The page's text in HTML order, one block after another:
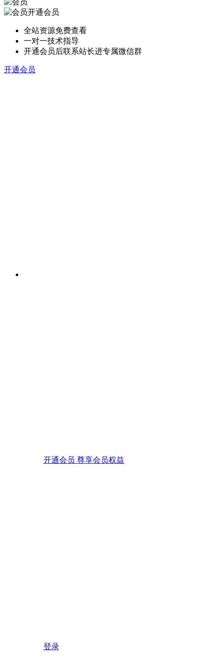
开通会员
全站资源免费查看
一对一技术指导
开通会员后联系站长进专属微信群
开通会员
开通会员 尊享会员权益
登录